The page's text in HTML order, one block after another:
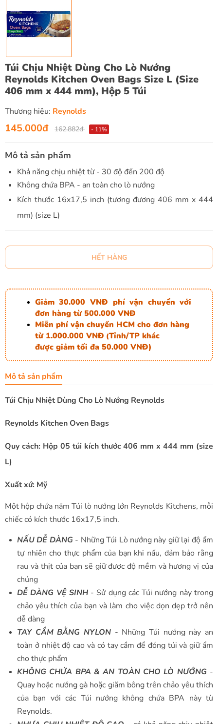
Túi Chịu Nhiệt Dùng Cho Lò Nướng
Reynolds Kitchen Oven Bags Size L (Size
406 mm x 444 mm), Hộp 5 Túi
Thương hiệu: Reynolds
145.000đ 162.882đ - 11%
Mô tả sản phẩm
Khả năng chịu nhiệt từ - 30 độ đến 200 độ
Không chứa BPA - an toàn cho lò nướng
Kích thước 16x17,5 inch (tương đương 406 mm x 444
mm) (size L)
HẾT HÀNG
Giảm 30.000 VNĐ phí vận chuyển với
đơn hàng từ 500.000 VNĐ
Miễn phí vận chuyển HCM cho đơn hàng
từ 1.000.000 VNĐ (Tỉnh/TP khác
được giảm tối đa 50.000 VNĐ)
Mô tả sản phẩm
Túi Chịu Nhiệt Dùng Cho Lò Nướng Reynolds
Reynolds Kitchen Oven Bags
Quy cách: Hộp 05 túi kích thước 406 mm x 444 mm (size
L)
Xuất xứ: Mỹ
Một hộp chứa năm Túi lò nướng lớn Reynolds Kitchens, mỗi
chiếc có kích thước 16x17,5 inch.
NẤU DỄ DÀNG - Những Túi Lò nướng này giữ lại độ ẩm
tự nhiên cho thực phẩm của bạn khi nấu, đảm bảo rằng
rau và thịt của bạn sẽ giữ được độ mềm và hương vị của
chúng
DỄ DÀNG VỆ SINH- Sử dụng các Túi nướng này trong
chảo yêu thích của bạn và làm cho việc dọn dẹp trở nên
dễ dàng
TAY CẦM BẰNG NYLON - Những Túi nướng này an
toàn ở nhiệt độ cao và có tay cầm để đóng túi và giữ ẩm
cho thực phẩm
KHÔNG CHỨA BPA & AN TOÀN CHO LÒ NƯỚNG -
Quay hoặc nướng gà hoặc giăm bông trên chảo yêu thích
của bạn với các Túi nướng không chứa BPA này từ
Reynolds.